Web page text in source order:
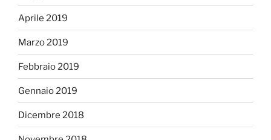
Aprile 2019
Marzo 2019
Febbraio 2019
Gennaio 2019
Dicembre 2018